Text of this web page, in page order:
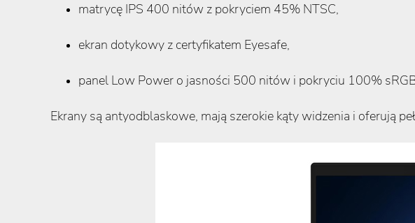
matrycę IPS 400 nitów z pokryciem 45% NTSC,
ekran dotykowy z certyfikatem Eyesafe,
panel Low Power o jasności 500 nitów i pokryciu 100%
Ekrany są antyodblaskowe, mają szerokie kąty widzenia i oferują